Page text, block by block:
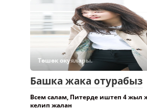
Төшөк окуялары.
Башка жака отурабыз
Всем салам, Питерде иштеп 4 жыл
келип жалан